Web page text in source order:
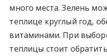
много места. Зелень
теплице круглый год,
витаминами. При
теплицы стоит